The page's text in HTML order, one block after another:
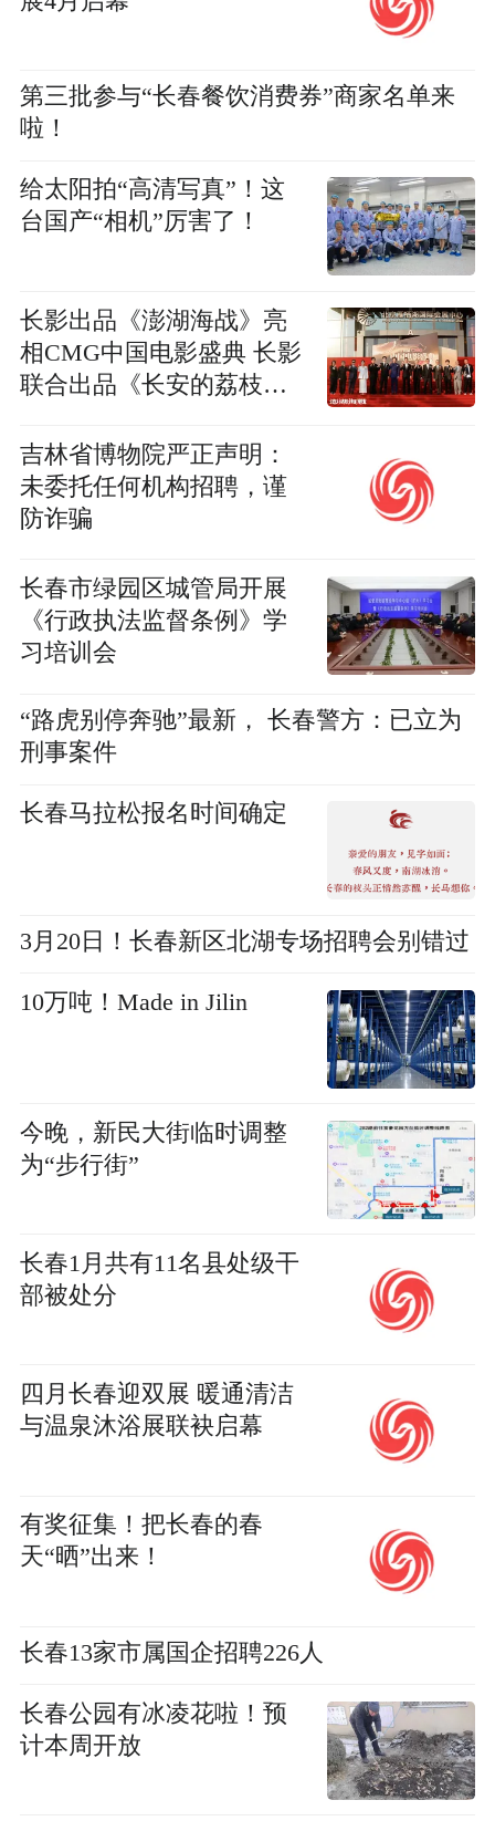
第三批参与“长春餐饮消费券”商家名单来
啦！
给太阳拍“高清写真”！这
台国产“相机”厉害了！
长影出品《澎湖海战》亮
相CMG中国电影盛典 长影
联合出品《长安的荔枝》
吉林省博物院严正声明：
未委托任何机构招聘，谨
防诈骗
长春市绿园区城管局开展
《行政执法监督条例》学
习培训会
“路虎别停奔驰”最新， 长春警方：已立为
刑事案件
长春马拉松报名时间确定
3月20日！长春新区北湖专场招聘会别错过
10万吨！Made in Jilin
今晚，新民大街临时调整
为“步行街”
长春1月共有11名县处级干
部被处分
四月长春迎双展 暖通清洁
与温泉沐浴展联袂启幕
有奖征集！把长春的春
天“晒”出来！
长春13家市属国企招聘226人
长春公园有冰凌花啦！预
计本周开放